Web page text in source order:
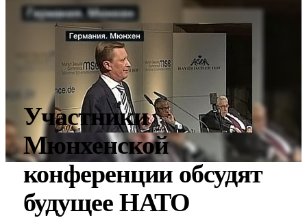
Участники
Мюнхенской
конференции обсудят
будущее НАТО